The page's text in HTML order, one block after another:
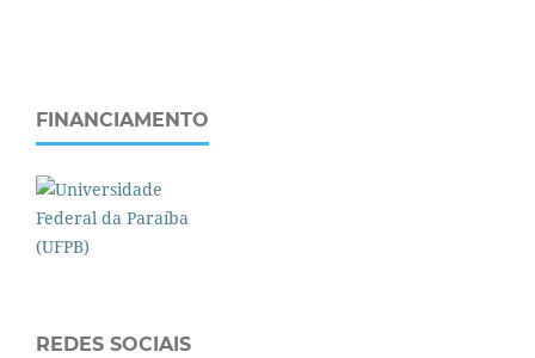
FINANCIAMENTO
REDES SOCIAIS